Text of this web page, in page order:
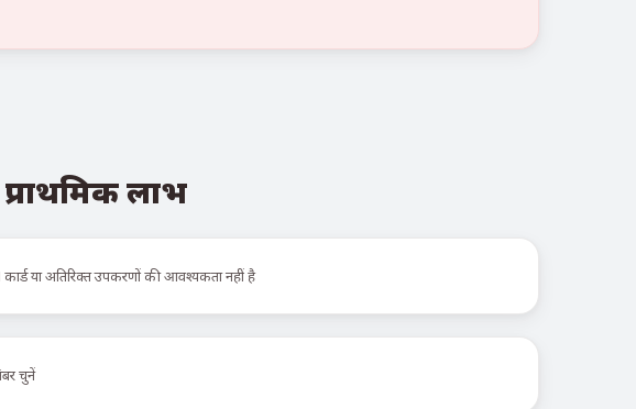
लाभ
या अतिरिक्त उपकरणों की आवश्यकता नहीं है
चुनें